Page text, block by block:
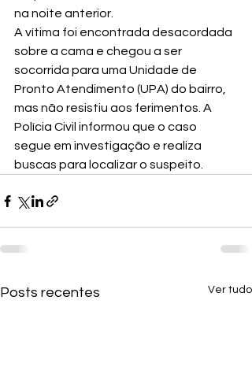
na noite anterior.
A vítima foi encontrada desacordada
sobre a cama e chegou a ser
socorrida para uma Unidade de
Pronto Atendimento (UPA) do bairro,
mas não resistiu aos ferimentos. A
Polícia Civil informou que o caso
segue em investigação e realiza
buscas para localizar o suspeito.
Posts recentes Ver tudo